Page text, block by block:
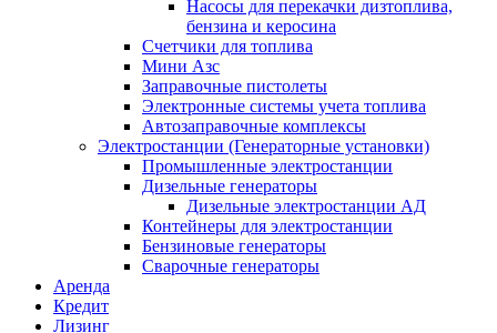
Насосы для перекачки дизтоплива,
бензина и керосина
Счетчики для топлива
Мини Азс
Заправочные пистолеты
Электронные системы учета топлива
Автозаправочные комплексы
Электростанции (Генераторные установки)
Промышленные электростанции
Дизельные генераторы
Дизельные электростанции АД
Контейнеры для электростанции
Бензиновые генераторы
Сварочные генераторы
Аренда
Кредит
Лизинг